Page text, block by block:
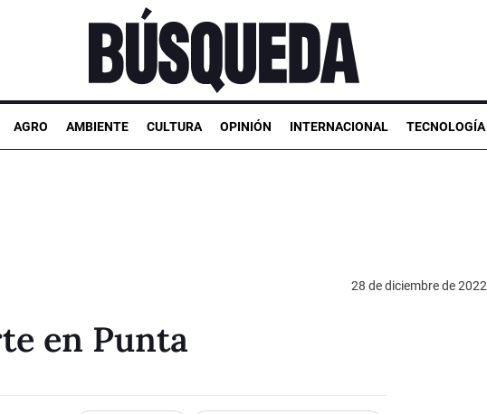
AGRO AMBIENTE CULTURA OPINIÓN INTERNACIONAL TECNOLOGÍA
28 de diciembre de 2022
en Punta